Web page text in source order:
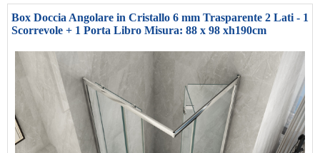
Box Doccia Angolare in Cristallo 6 mm Trasparente 2 Lati - 1
Scorrevole + 1 Porta Libro Misura: 88 x 98 xh190cm